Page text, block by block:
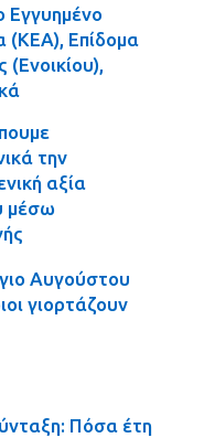
Εγγυημένο
(ΚΕΑ), Επίδομα
(Ενοικίου),
την
αξία
μέσω
Αυγούστου
γιορτάζουν
Πόσα έτη